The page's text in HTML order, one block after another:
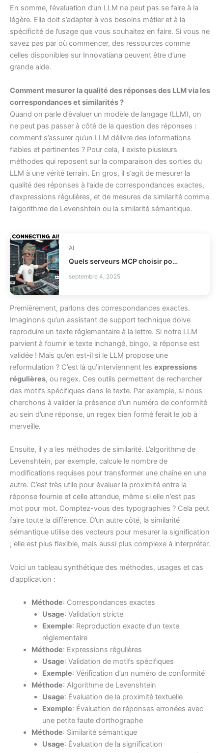
En somme, l’évaluation d’un LLM ne peut pas se faire à la
légère. Elle doit s’adapter à vos besoins métier et à la
spécificité de l’usage que vous souhaitez en faire. Si vous ne
savez pas par où commencer, des ressources comme
celles disponibles sur Innovatiana peuvent être d’une
grande aide.
Comment mesurer la qualité des réponses des LLM via les
correspondances et similarités ?
Quand on parle d’évaluer un modèle de langage (LLM), on
ne peut pas passer à côté de la question des réponses :
comment s’assurer qu’un LLM délivre des informations
fiables et pertinentes ? Pour cela, il existe plusieurs
méthodes qui reposent sur la comparaison des sorties du
LLM à une vérité terrain. En gros, il s’agit de mesurer la
qualité des réponses à l’aide de correspondances exactes,
d’expressions régulières, et de mesures de similarité comme
l’algorithme de Levenshtein ou la similarité sémantique.
AI
Quels serveurs MCP choisir pour vos agents IA ?
septembre 4, 2025
Premièrement, parlons des correspondances exactes.
Imaginons qu’un assistant de support technique doive
reproduire un texte réglementaire à la lettre. Si notre LLM
parvient à fournir le texte inchangé, bingo, la réponse est
validée ! Mais qu’en est-il si le LLM propose une
reformulation ? C’est là qu’interviennent les expressions
régulières, ou regex. Ces outils permettent de rechercher
des motifs spécifiques dans le texte. Par exemple, si nous
cherchons à valider la présence d’un numéro de conformité
au sein d’une réponse, un regex bien formé ferait le job à
merveille.
Ensuite, il y a les méthodes de similarité. L’algorithme de
Levenshtein, par exemple, calcule le nombre de
modifications requises pour transformer une chaîne en une
autre. C’est très utile pour évaluer la proximité entre la
réponse fournie et celle attendue, même si elle n’est pas
mot pour mot. Comptez-vous des typographies ? Cela peut
faire toute la différence. D’un autre côté, la similarité
sémantique utilise des vecteurs pour mesurer la signification
; elle est plus flexible, mais aussi plus complexe à interpréter.
Voici un tableau synthétique des méthodes, usages et cas
d’application :
Méthode: Correspondances exactes
Usage: Validation stricte
Exemple: Reproduction exacte d’un texte
réglementaire
Méthode: Expressions régulières
Usage: Validation de motifs spécifiques
Exemple: Vérification d’un numéro de conformité
Méthode: Algorithme de Levenshtein
Usage: Évaluation de la proximité textuelle
Exemple: Évaluation de réponses erronées avec
une petite faute d’orthographe
Méthode: Similarité sémantique
Usage: Évaluation de la signification